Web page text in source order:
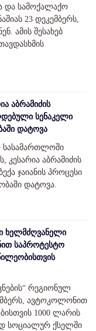
და სამოქალაქო
23 დეკემბერს,
ამის შესახებ
აბრამიძის
სენაკელი
დატოვა
სასამართლოში
კესარია აბრამიძის
ჯაიანის პროცესი
დატოვა.
ხელმძღვანელი
საპროტესტო
რეგიონულ
ავტოკოლონით
1000 ლარის
სოციალურ ქსელში